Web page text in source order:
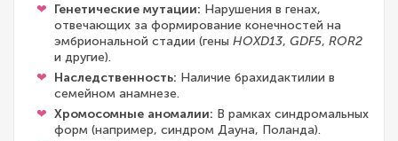
Генетические мутации: Нарушения в генах,
отвечающих за формирование конечностей на
эмбриональной стадии (гены HOXD13, GDF5, ROR2
и другие).
Наследственность: Наличие брахидактилии в
семейном анамнезе.
Хромосомные аномалии: В рамках синдромальных
форм (например, синдром Дауна, Поланда).